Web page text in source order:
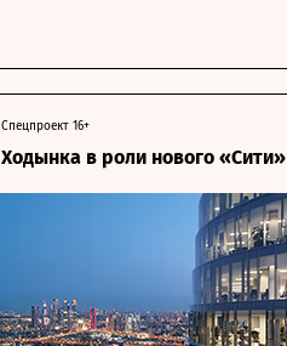
Спецпроект 16+
Ходынка в роли нового «Сити»